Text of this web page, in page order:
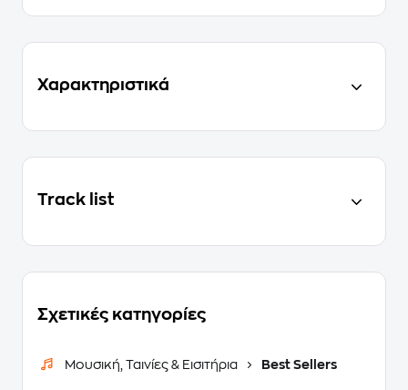
Χαρακτηριστικά
Track list
Σχετικές κατηγορίες
Μουσική, Ταινίες & Εισιτήρια Best Sellers